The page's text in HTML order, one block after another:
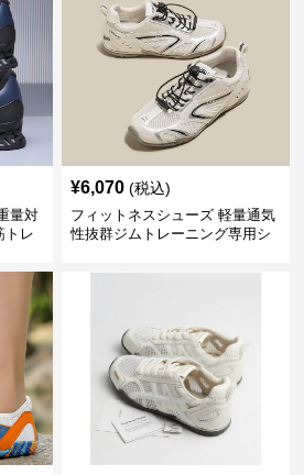
量対
トレ
¥6,070 (税込)
フィットネスシューズ 軽量通気
性抜群ジムトレーニング専用シ